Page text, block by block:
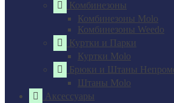
Комбинезоны
Комбинезоны Molo
Комбинезоны Weedo
Куртки и Парки
Куртки Molo
Брюки и Штаны
Штаны Molo
Аксессуары